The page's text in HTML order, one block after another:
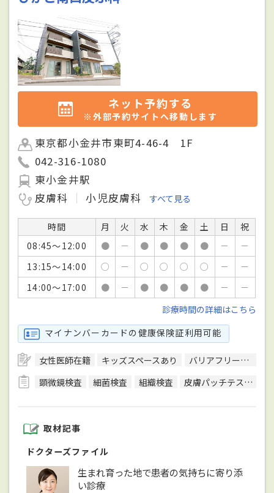
ネット予約する
※外部予約サイトへ移動します
東京都小金井市東町4-46-4 1F
042-316-1080
東小金井駅
皮膚科
小児皮膚科 すべて見る
時間 月 火 水 木 金 土 日
祝
08:45～12:00
● － ● ● ● ● －
－
13:15～14:00
○ － ○ ○ ○ ○ －
－
14:00～17:00
● － ● ● ● ● －
－
診療時間の詳細はこちら
マイナンバーカードの健康保険証利用可能
女性医師在籍 キッズスペースあり バリアフリー対応
顕微鏡検査
細菌検査 組織検査 皮膚パッチテスト
取材記事
ドクターズファイル
生まれ育った地で患者の気持ちに寄り添
い診療